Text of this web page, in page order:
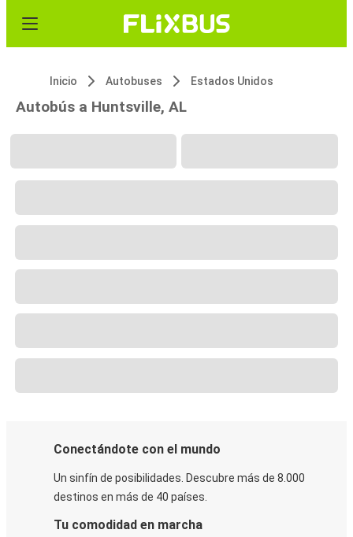
Inicio Autobuses Estados Unidos
Autobús a Huntsville, AL
Conectándote con el mundo
Un sinfín de posibilidades. Descubre más de 8.000
destinos en más de 40 países.
Tu comodidad en marcha